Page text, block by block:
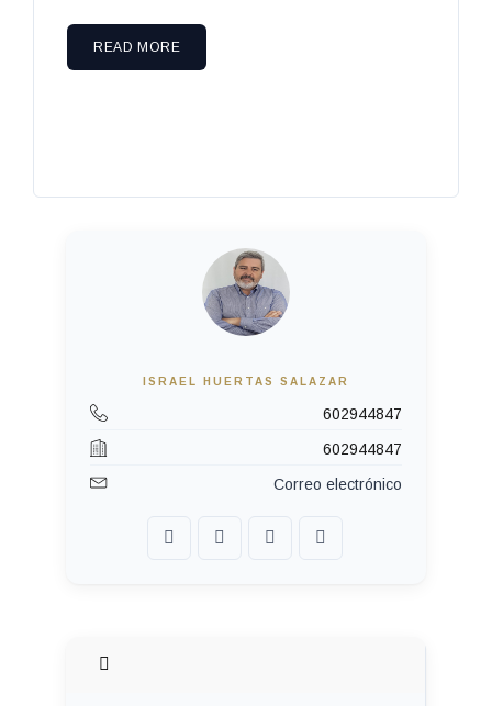
READ MORE
ISRAEL HUERTAS SALAZAR
602944847
602944847
Correo electrónico